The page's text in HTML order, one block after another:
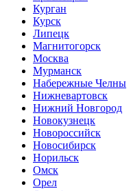
Курган
Курск
Липецк
Магнитогорск
Москва
Мурманск
Набережные Челны
Нижневартовск
Нижний Новгород
Новокузнецк
Новороссийск
Новосибирск
Норильск
Омск
Орел